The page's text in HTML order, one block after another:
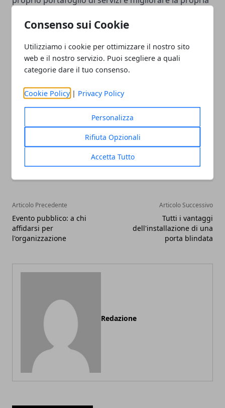
Consenso sui Cookie
Utilizziamo i cookie per ottimizzare il nostro sito
web e il nostro servizio. Puoi scegliere a quali
categorie dare il tuo consenso.
Cookie Policy | Privacy Policy
Personalizza
Rifiuta Opzionali
Accetta Tutto
dalla formazione continua, i freelance dovrebbero
esplorare una varietà di opportunità di
apprendimento, tra cui corsi di formazione
professionale, conferenze di settore e opportunità
di apprendimento basate sull'esperienza.
Facebook
TwitterWhatsapp
Articolo Precedente
Evento pubblico: a chi
affidarsi per
l'organizzazione
Articolo Successivo
Tutti i vantaggi
dell'installazione di una
porta blindata
Redazione